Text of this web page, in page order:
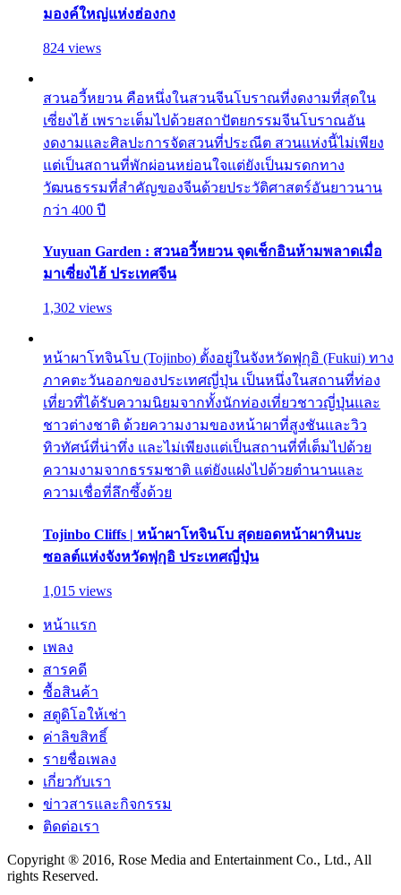
มองค์ใหญ่แห่งฮ่องกง
824 views
สวนอวี้หยวน คือหนึ่งในสวนจีนโบราณที่งดงามที่สุดใน
เซี่ยงไฮ้ เพราะเต็มไปด้วยสถาปัตยกรรมจีนโบราณอัน
งดงามและศิลปะการจัดสวนที่ประณีต สวนแห่งนี้ไม่เพียง
แต่เป็นสถานที่พักผ่อนหย่อนใจแต่ยังเป็นมรดกทาง
วัฒนธรรมที่สำคัญของจีนด้วยประวัติศาสตร์อันยาวนาน
กว่า 400 ปี
Yuyuan Garden : สวนอวี้หยวน จุดเช็กอินห้ามพลาดเมื่อ
มาเซี่ยงไฮ้ ประเทศจีน
1,302 views
หน้าผาโทจินโบ (Tojinbo) ตั้งอยู่ในจังหวัดฟุกุอิ (Fukui) ทาง
ภาคตะวันออกของประเทศญี่ปุ่น เป็นหนึ่งในสถานที่ท่อง
เที่ยวที่ได้รับความนิยมจากทั้งนักท่องเที่ยวชาวญี่ปุ่นและ
ชาวต่างชาติ ด้วยความงามของหน้าผาที่สูงชันและวิว
ทิวทัศน์ที่น่าทึ่ง และไม่เพียงแต่เป็นสถานที่ที่เต็มไปด้วย
ความงามจากธรรมชาติ แต่ยังแฝงไปด้วยตำนานและ
ความเชื่อที่ลึกซึ้งด้วย
Tojinbo Cliffs | หน้าผาโทจินโบ สุดยอดหน้าผาหินบะ
ซอลต์แห่งจังหวัดฟุกุอิ ประเทศญี่ปุ่น
1,015 views
หน้าแรก
เพลง
สารคดี
ซื้อสินค้า
สตูดิโอให้เช่า
ค่าลิขสิทธิ์
รายชื่อเพลง
เกี่ยวกับเรา
ข่าวสารและกิจกรรม
ติดต่อเรา
Copyright ® 2016, Rose Media and Entertainment Co., Ltd., All
rights Reserved.